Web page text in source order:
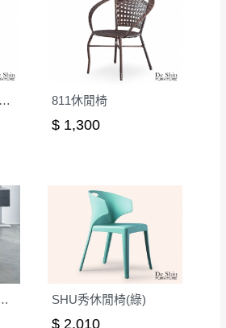
地點搬運過於困難等因素，導致無
司除了盡最大努力完成配送外，視
利。
作安全，賣家無提供吊掛服務，若
吊掛方式吊運，費用將由買方自行
、配送的問題，並非一般快速到貨
府宣布之災害警報等不可抗力情
員輸送之安全，本司得視狀況延後
法配合開店前、閉店後時段，並送
為限，恕無法送至指定樓面。
，恕暫停百貨公司相關運送 》
因素致使之汙損破壞，恕無法
市地區固定每周(三)、(日)兩天
見諒！
品無維修服務，超過7日鑑賞
年限，因客人使用習慣、居家
與消費者報價，消費者同意將
鑑賞期(注意:鑑賞期非試用期)，
瑕疵問題於鑑賞期內退貨之情
收退貨運費。
場所及公開場合之商品則無享
固之服務。
不鏽鋼圓型有扶造型椅(03) 811休閒椅
$ 1,300
手休閒椅(後橘色) SHU秀休閒椅(綠)
$ 2,010